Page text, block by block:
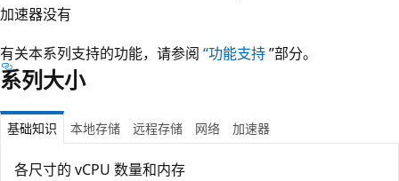
加速器没有
有关本系列支持的功能，请参阅 “功能支持”部分。
系列大小
基础知识 本地存储 远程存储 网络 加速器
各尺寸的 vCPU 数量和内存